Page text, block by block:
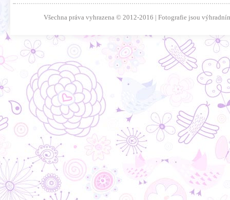
Všechna práva vyhrazena © 2012-2016 | Fotografie jsou